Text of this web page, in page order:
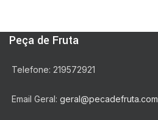
Peça de Fruta
Telefone: 219572921
Email Geral: geral@pecadefruta.com